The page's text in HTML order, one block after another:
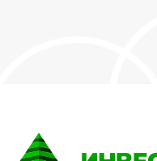
материалы. Можем
оборудование